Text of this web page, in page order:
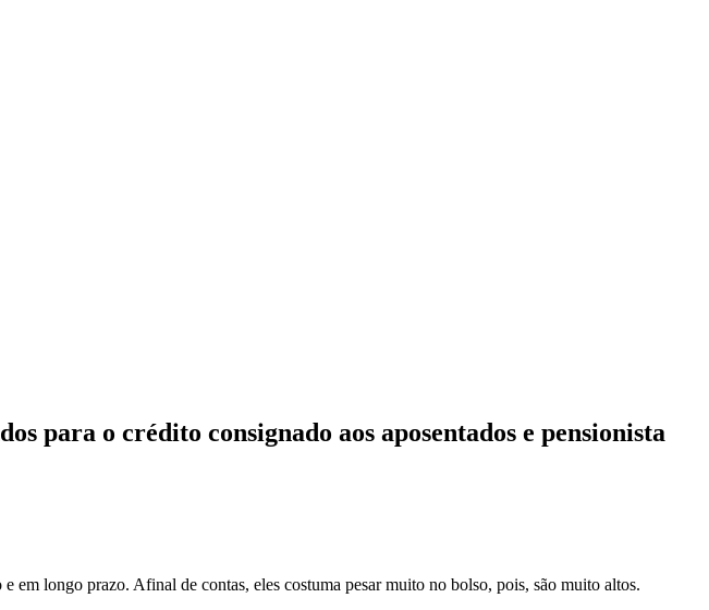
para o crédito consignado aos aposentados e pensionista
em longo prazo. Afinal de contas, eles costuma pesar muito no bolso, pois, são muito altos.